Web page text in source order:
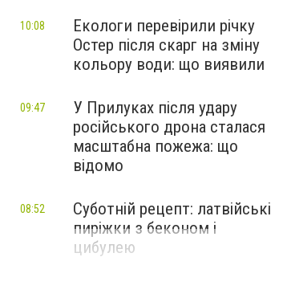
Екологи перевірили річку
Остер після скарг на зміну
кольору води: що виявили
10:08
У Прилуках після удару
російського дрона сталася
масштабна пожежа: що
відомо
09:47
Суботній рецепт: латвійські
пиріжки з беконом і
цибулею
08:52